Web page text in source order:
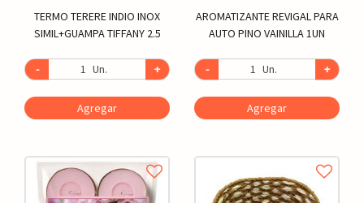
TERMO TERERE INDIO INOX
SIMIL+GUAMPA TIFFANY 2.5
- Un. +
Agregar
AROMATIZANTE REVIGAL PARA
AUTO PINO VAINILLA 1UN
- Un. +
Agregar